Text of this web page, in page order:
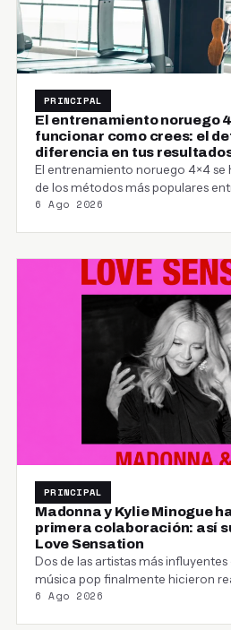
PRINCIPAL
El entrenamiento noruego
funcionar como crees: el
diferencia en tus
El entrenamiento noruego 4×4 se
de los métodos más populares
6 Ago 2026
PRINCIPAL
Madonna y Kylie Minogue
primera colaboración: así
Love Sensation
Dos de las artistas más influyentes
música pop finalmente hicieron
6 Ago 2026